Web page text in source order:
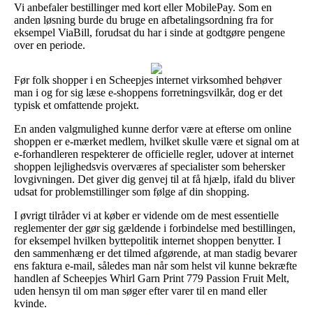
Vi anbefaler bestillinger med kort eller MobilePay. Som en
anden løsning burde du bruge en afbetalingsordning fra for
eksempel ViaBill, forudsat du har i sinde at godtgøre pengene
over en periode.
Før folk shopper i en Scheepjes internet virksomhed behøver
man i og for sig læse e-shoppens forretningsvilkår, dog er det
typisk et omfattende projekt.
En anden valgmulighed kunne derfor være at efterse om online
shoppen er e-mærket medlem, hvilket skulle være et signal om at
e-forhandleren respekterer de officielle regler, udover at internet
shoppen lejlighedsvis overværes af specialister som behersker
lovgivningen. Det giver dig genvej til at få hjælp, ifald du bliver
udsat for problemstillinger som følge af din shopping.
I øvrigt tilråder vi at køber er vidende om de mest essentielle
reglementer der gør sig gældende i forbindelse med bestillingen,
for eksempel hvilken byttepolitik internet shoppen benytter. I
den sammenhæng er det tilmed afgørende, at man stadig bevarer
ens faktura e-mail, således man når som helst vil kunne bekræfte
handlen af Scheepjes Whirl Garn Print 779 Passion Fruit Melt,
uden hensyn til om man søger efter varer til en mand eller
kvinde.